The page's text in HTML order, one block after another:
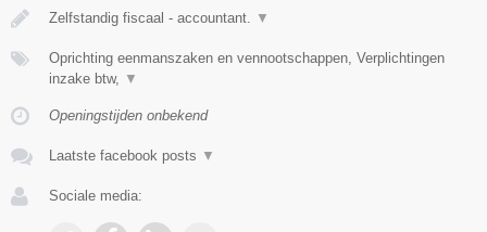
Zelfstandig fiscaal - accountant. ▼
Oprichting eenmanszaken en vennootschappen, Verplichtingen
inzake btw, ▼
Openingstijden onbekend
Laatste facebook posts ▼
Sociale media: